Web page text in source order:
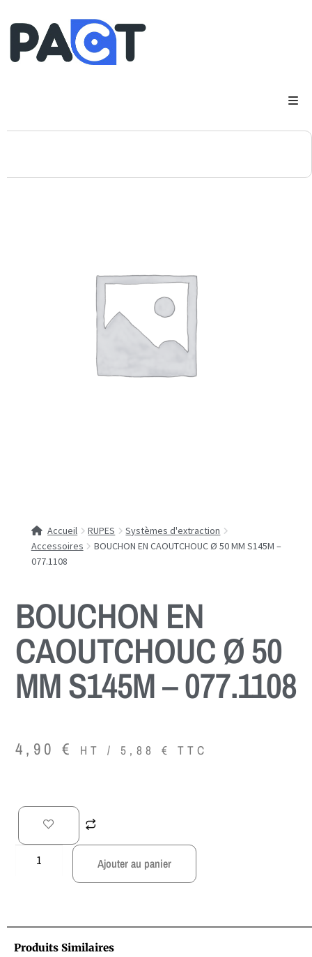
Accueil RUPES
Systèmes d'extraction
Accessoires
BOUCHON EN CAOUTCHOUC Ø 50 MM S145M –
077.1108
BOUCHON EN
CAOUTCHOUC Ø 50
MM S145M – 077.1108
4,90 € HT / 5,88 € TTC
Ajouter au panier
Produits Similaires